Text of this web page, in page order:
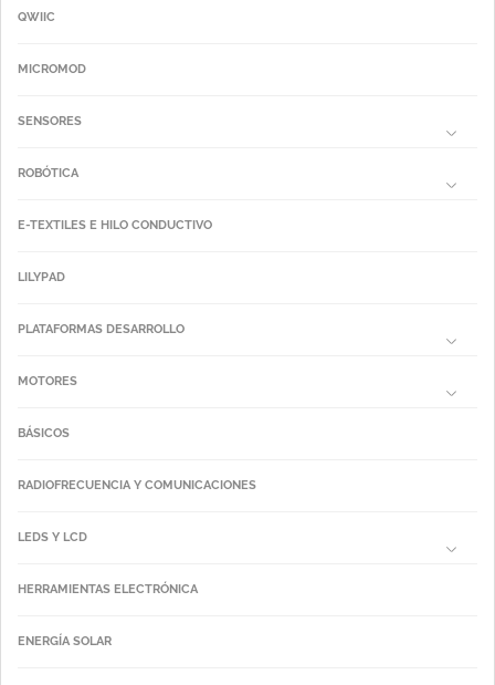
QWIIC
MICROMOD
SENSORES
ROBÓTICA
E-TEXTILES E HILO CONDUCTIVO
LILYPAD
PLATAFORMAS DESARROLLO
MOTORES
BÁSICOS
RADIOFRECUENCIA Y COMUNICACIONES
LEDS Y LCD
HERRAMIENTAS ELECTRÓNICA
ENERGÍA SOLAR